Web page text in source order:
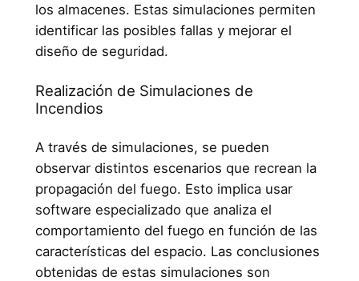
los almacenes. Estas simulaciones permiten
identificar las posibles fallas y mejorar el
diseño de seguridad.
Realización de Simulaciones de
Incendios
A través de simulaciones, se pueden
observar distintos escenarios que recrean la
propagación del fuego. Esto implica usar
software especializado que analiza el
comportamiento del fuego en función de las
características del espacio. Las conclusiones
obtenidas de estas simulaciones son